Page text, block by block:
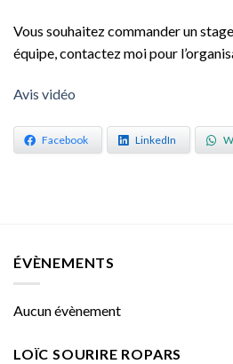
Vous souhaitez commander un
équipe, contactez moi pour
Avis vidéo
Facebook LinkedIn
ÉVÈNEMENTS
Aucun évènement
LOÏC SOURIRE ROPARS